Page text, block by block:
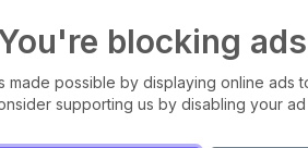
das ondas
blocking ads
made possible by displaying online ads
supporting us by disabling your